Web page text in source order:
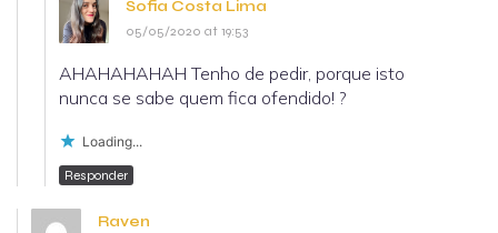
Sofia Costa Lima
05/05/2020 at 19:53
AHAHAHAHAH Tenho de pedir, porque isto
nunca se sabe quem fica ofendido! ?
Loading...
Responder
Raven